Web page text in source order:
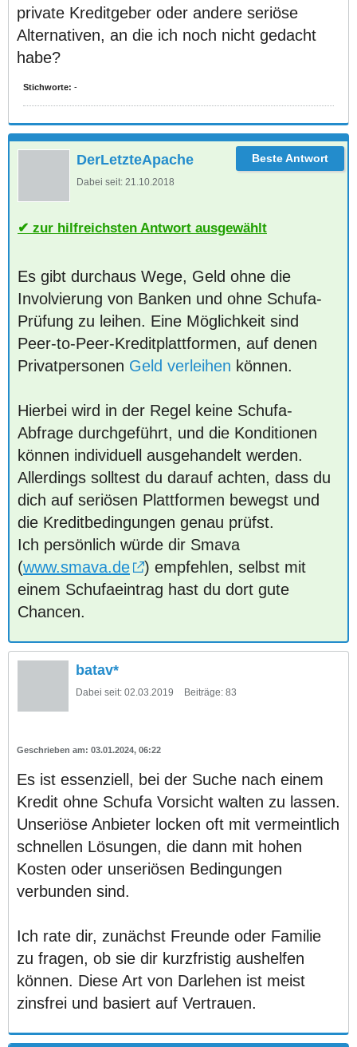
private Kreditgeber oder andere seriöse
Alternativen, an die ich noch nicht gedacht
habe?
Stichworte: -
DerLetzteApache
Dabei seit: 21.10.2018
zur hilfreichsten Antwort ausgewählt
Es gibt durchaus Wege, Geld ohne die
Involvierung von Banken und ohne Schufa-
Prüfung zu leihen. Eine Möglichkeit sind
Peer-to-Peer-Kreditplattformen, auf denen
Privatpersonen Geld verleihen können.
Hierbei wird in der Regel keine Schufa-
Abfrage durchgeführt, und die Konditionen
können individuell ausgehandelt werden.
Allerdings solltest du darauf achten, dass du
dich auf seriösen Plattformen bewegst und
die Kreditbedingungen genau prüfst.
Ich persönlich würde dir Smava
(www.smava.de
) empfehlen, selbst mit
einem Schufaeintrag hast du dort gute
Chancen.
batav*
Dabei seit: 02.03.2019 Beiträge: 83
03.01.2024, 06:22
Es ist essenziell, bei der Suche nach einem
Kredit ohne Schufa Vorsicht walten zu lassen.
Unseriöse Anbieter locken oft mit vermeintlich
schnellen Lösungen, die dann mit hohen
Kosten oder unseriösen Bedingungen
verbunden sind.
Ich rate dir, zunächst Freunde oder Familie
zu fragen, ob sie dir kurzfristig aushelfen
können. Diese Art von Darlehen ist meist
zinsfrei und basiert auf Vertrauen.